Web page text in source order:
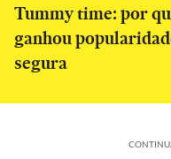
Tummy time: por
ganhou
segura